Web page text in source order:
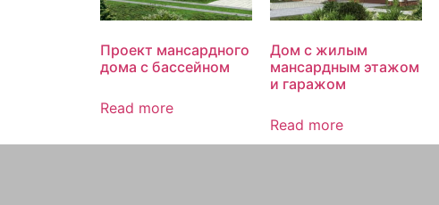
Проект мансардного
дома с бассейном
Read more
Дом с жилым
мансардным этажом
и гаражом
Read more